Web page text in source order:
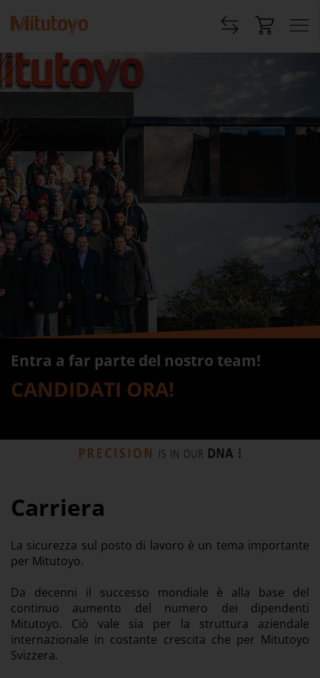
Entra a far parte del nostro team!
CANDIDATI ORA!
Carriera
La sicurezza sul posto di lavoro è un tema importante
per Mitutoyo.
Da decenni il successo mondiale è alla base del
continuo aumento del numero dei dipendenti
Mitutoyo. Ciò vale sia per la struttura aziendale
internazionale in costante crescita che per Mitutoyo
Svizzera.